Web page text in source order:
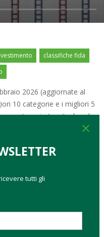
classifiche fida
2026 (aggiornate al
10 categorie e i migliori 5
categoria (equity, bond e
26,99% 16,41%
close
tutti gli